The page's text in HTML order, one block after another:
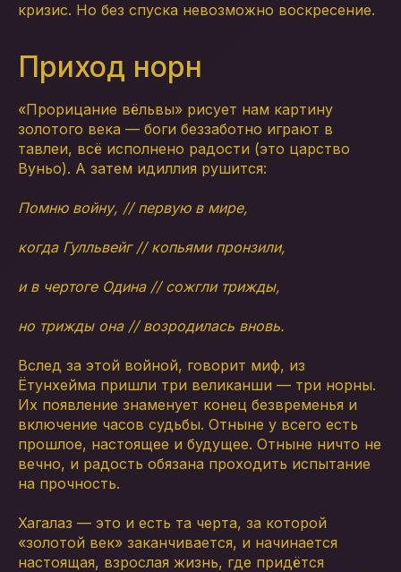
кризис. Но без спуска невозможно воскресение.
Приход норн
«Прорицание вёльвы» рисует нам картину
золотого века — боги беззаботно играют в
тавлеи, всё исполнено радости (это царство
Вуньо). А затем идиллия рушится:
Помню войну, // первую в мире,
когда Гулльвейг // копьями пронзили,
и в чертоге Одина // сожгли трижды,
но трижды она // возродилась вновь.
Вслед за этой войной, говорит миф, из
Ётунхейма пришли три великанши — три норны.
Их появление знаменует конец безвременья и
включение часов судьбы. Отныне у всего есть
прошлое, настоящее и будущее. Отныне ничто не
вечно, и радость обязана проходить испытание
на прочность.
Хагалаз — это и есть та черта, за которой
«золотой век» заканчивается, и начинается
настоящая, взрослая жизнь, где придётся